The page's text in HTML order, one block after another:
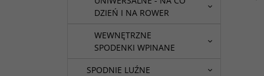
DZIEŃ I NA ROWER
WEWNĘTRZNE
SPODENKI WPINANE
SPODNIE LUŹNE